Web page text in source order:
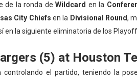
de Europa de natación
Page con Brodido desbancan
femenino 2026 - Etapa 5
de la ronda deWildcard en la
City Chiefs en la Divisional Round,
en la siguiente eliminatoria de los
(5) at Houston
controlando el partido, teniendo la